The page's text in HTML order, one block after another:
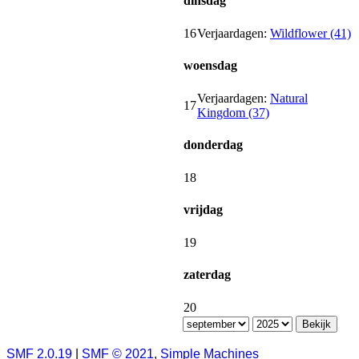
16Verjaardagen: Wildflower (41)
woensdag
17
Verjaardagen: Natural
Kingdom (37)
donderdag
18
vrijdag
19
zaterdag
20
SMF 2.0.19 SMF © 2021, Simple Machines